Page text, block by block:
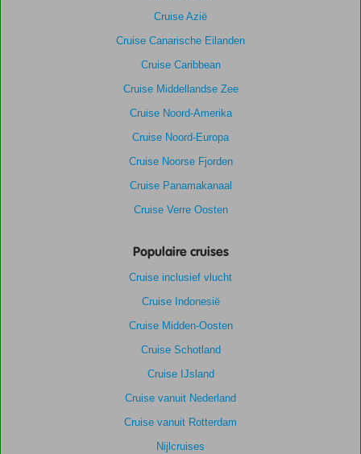
Cruise Azië
Cruise Canarische Eilanden
Cruise Caribbean
Cruise Middellandse Zee
Cruise Noord-Amerika
Cruise Noord-Europa
Cruise Noorse Fjorden
Cruise Panamakanaal
Cruise Verre Oosten
Populaire cruises
Cruise inclusief vlucht
Cruise Indonesië
Cruise Midden-Oosten
Cruise Schotland
Cruise IJsland
Cruise vanuit Nederland
Cruise vanuit Rotterdam
Nijlcruises